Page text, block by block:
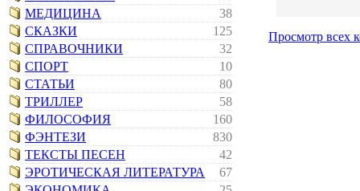
МЕДИЦИНА
38
СКАЗКИ
125
СПРАВОЧНИКИ
32
СПОРТ
10
СТАТЬИ
80
ТРИЛЛЕР
58
ФИЛОСОФИЯ
160
ФЭНТЕЗИ
830
ТЕКСТЫ ПЕСЕН
42
ЭРОТИЧЕСКАЯ ЛИТЕРАТУРА
67
Просмотр всех